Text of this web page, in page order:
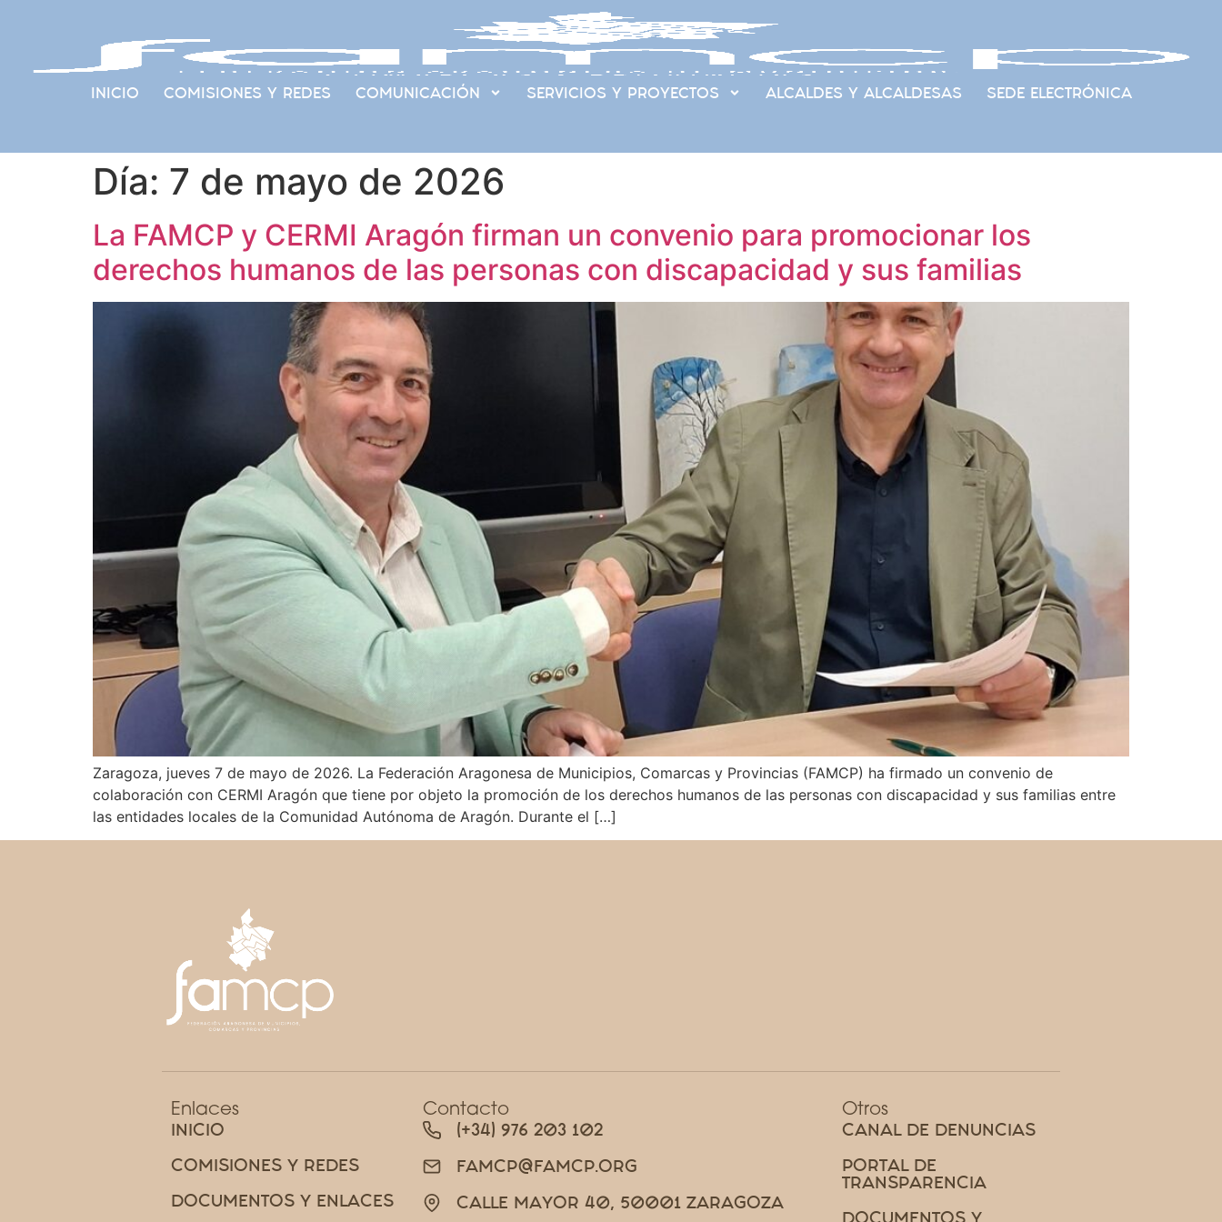
INICIO COMISIONES Y REDES COMUNICACIÓN SERVICIOS Y PROYECTOS ALCALDES Y ALCALDESAS SEDE ELECTRÓNICA
Día: 7 de mayo de 2026
La FAMCP y CERMI Aragón firman un convenio para promocionar los
derechos humanos de las personas con discapacidad y sus familias
Zaragoza, jueves 7 de mayo de 2026. La Federación Aragonesa de Municipios, Comarcas y Provincias (FAMCP) ha firmado un convenio de
colaboración con CERMI Aragón que tiene por objeto la promoción de los derechos humanos de las personas con discapacidad y sus familias entre
las entidades locales de la Comunidad Autónoma de Aragón. Durante el […]
Enlaces
INICIO
COMISIONES Y REDES
DOCUMENTOS Y ENLACES
Contacto
(+34) 976 203 102
FAMCP@FAMCP.ORG
CALLE MAYOR 40, 50001 ZARAGOZA
Otros
CANAL DE DENUNCIAS
PORTAL DE
TRANSPARENCIA